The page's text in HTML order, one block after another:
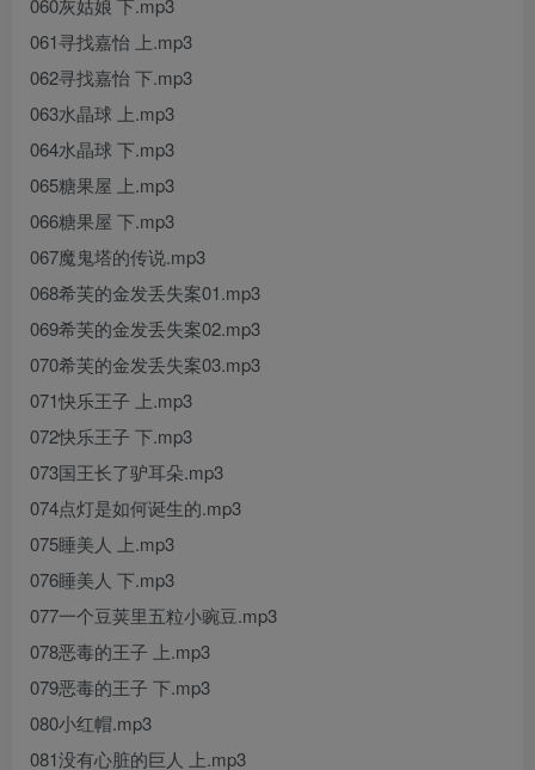
060灰姑娘 下.mp3
061寻找嘉怡 上.mp3
062寻找嘉怡 下.mp3
063水晶球 上.mp3
064水晶球 下.mp3
065糖果屋 上.mp3
066糖果屋 下.mp3
067魔鬼塔的传说.mp3
068希芙的金发丢失案01.mp3
069希芙的金发丢失案02.mp3
070希芙的金发丢失案03.mp3
071快乐王子 上.mp3
072快乐王子 下.mp3
073国王长了驴耳朵.mp3
074点灯是如何诞生的.mp3
075睡美人 上.mp3
076睡美人 下.mp3
077一个豆荚里五粒小豌豆.mp3
078恶毒的王子 上.mp3
079恶毒的王子 下.mp3
080小红帽.mp3
081没有心脏的巨人 上.mp3